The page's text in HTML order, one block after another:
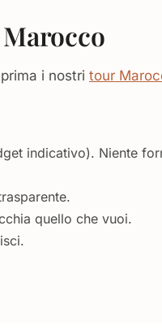
i nostri tour
indicativo). Niente
quello che vuoi.